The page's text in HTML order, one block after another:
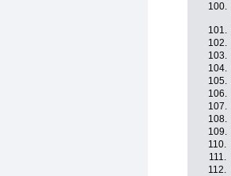
100.
101.
102.
103.
104.
105.
106.
107.
108.
109.
110.
111.
112.